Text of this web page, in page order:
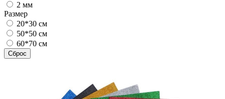
2 мм
Размер
20*30 см
50*50 см
60*70 см
Сброс